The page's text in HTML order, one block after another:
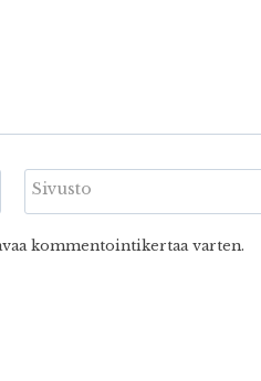
Sivusto
kommentointikertaa varten.